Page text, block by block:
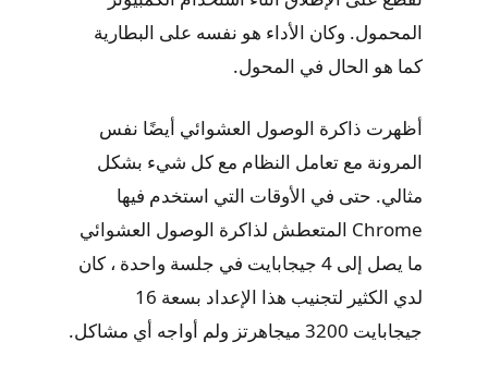
المحمول. وكان الأداء هو نفسه على البطارية
كما هو الحال في المحول.
أظهرت ذاكرة الوصول العشوائي أيضًا نفس
المرونة مع تعامل النظام مع كل شيء بشكل
مثالي. حتى في الأوقات التي استخدم فيها
Chrome المتعطش لذاكرة الوصول العشوائي
ما يصل إلى 4 جيجابايت في جلسة واحدة ، كان
لدي الكثير لتجنيب هذا الإعداد بسعة 16
جيجابايت 3200 ميجاهرتز ولم أواجه أي مشاكل.